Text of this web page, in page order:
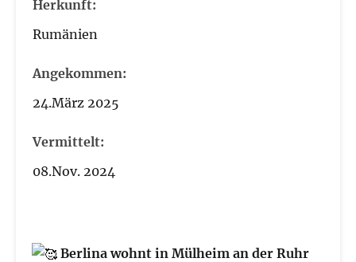
Herkunft:
Rumänien
Angekommen:
24.März 2025
Vermittelt:
08.Nov. 2024
Berlina wohnt in Mülheim an der Ruhr